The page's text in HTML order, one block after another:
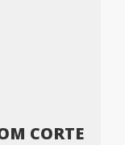
CORTE